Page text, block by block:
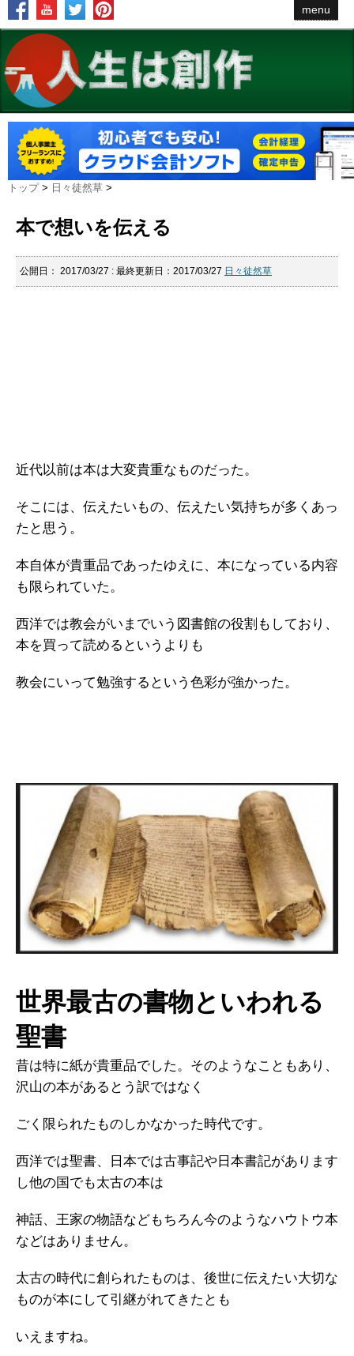
menu
トップ > 日々徒然草 >
本で想いを伝える
公開日： 2017/03/27 : 最終更新日：2017/03/27 日々徒然草
近代以前は本は大変貴重なものだった。
そこには、伝えたいもの、伝えたい気持ちが多くあっ
たと思う。
本自体が貴重品であったゆえに、本になっている内容
も限られていた。
西洋では教会がいまでいう図書館の役割もしており、
本を買って読めるというよりも
教会にいって勉強するという色彩が強かった。
世界最古の書物といわれる
聖書
昔は特に紙が貴重品でした。そのようなこともあり、
沢山の本があるとう訳ではなく
ごく限られたものしかなかった時代です。
西洋では聖書、日本では古事記や日本書記があります
し他の国でも太古の本は
神話、王家の物語などもちろん今のようなハウトウ本
などはありません。
太古の時代に創られたものは、後世に伝えたい大切な
ものが本にして引継がれてきたとも
いえますね。